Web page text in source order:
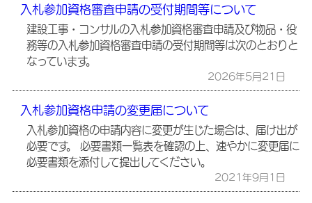
入札参加資格審査申請の受付期間等について
建設工事・コンサルの入札参加資格審査申請及び物品・役
務等の入札参加資格審査申請の受付期間等は次のとおりと
なっています。
2026年5月21日
入札参加資格申請の変更届について
入札参加資格の申請内容に変更が生じた場合は、届け出が
必要です。 必要書類一覧表を確認の上、速やかに変更届に
必要書類を添付して提出してください。
2021年9月1日